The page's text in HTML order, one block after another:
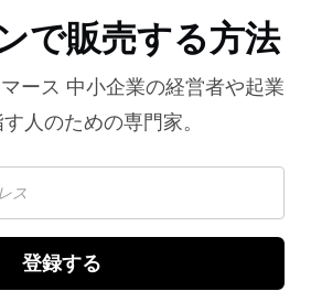
で販売する方法
ース 中小企業の経営者や起業
人のための専門家。